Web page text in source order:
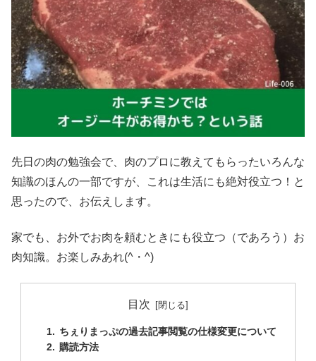
先日の肉の勉強会で、肉のプロに教えてもらったいろんな
知識のほんの一部ですが、これは生活にも絶対役立つ！と
思ったので、お伝えします。
家でも、お外でお肉を頼むときにも役立つ（であろう）お
肉知識。お楽しみあれ(^・^)
目次
ちぇりまっぷの過去記事閲覧の仕様変更について
購読方法